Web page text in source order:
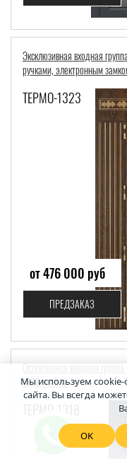
Эксклюзивная входная
ручками, электронным
ТЕРМО-1323
от 476 000 руб
ПРЕДЗАКАЗ
МДФ по RAL
ТЕРМО-1318
Мы используем
сайта. Вы всегда
OK